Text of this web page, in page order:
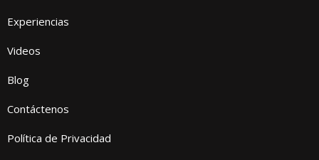
Experiencias
Videos
Blog
Contáctenos
Política de Privacidad